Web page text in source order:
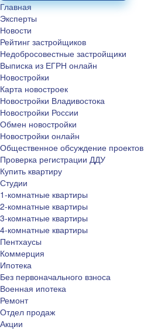
Главная
Эксперты
Новости
Рейтинг застройщиков
Недобросовестные застройщики
Выписка из ЕГРН онлайн
Новостройки
Карта новостроек
Новостройки Владивостока
Новостройки России
Обмен новостройки
Новостройки онлайн
Общественное обсуждение проектов
Проверка регистрации ДДУ
Купить квартиру
Студии
1-комнатные квартиры
2-комнатные квартиры
3-комнатные квартиры
4-комнатные квартиры
Пентхаусы
Коммерция
Ипотека
Без первоначального взноса
Военная ипотека
Ремонт
Отдел продаж
Акции